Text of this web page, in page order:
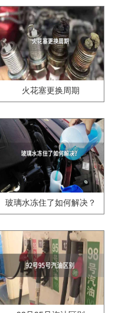
火花塞更换周期
玻璃水冻住了如何解决？